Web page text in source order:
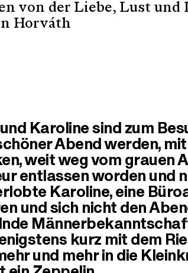
von der Liebe, Lust
Horváth
Karoline sind zum
Abend werden,
weit weg vom grauen
entlassen worden und
Karoline, eine
und sich nicht den
kurz mit dem
und mehr in die